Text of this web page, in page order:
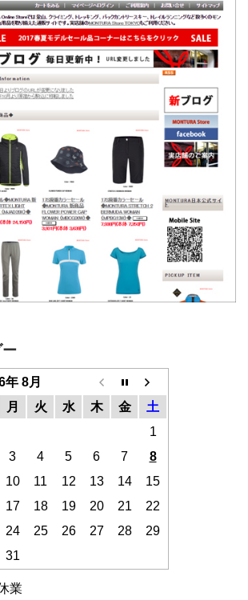
年 8月
月 火 水 木 金
土
1
3 4 5 6 7
8
10 11 12 13 14
15
17 18 19 20 21
22
24 25 26 27 28
29
31
業